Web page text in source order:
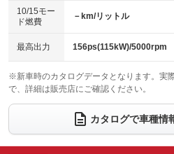
ベンチシート
：装備なし
チップアップシート
：装備なし
：装備なし
ウォークスルー
：装備なし
電動リアゲート
：装備なし
10/15モー
ド燃費
－km/リットル
最高出力 156ps(115kW)/5000rpm
※新車時のカタログデータとなります。実
で、詳細は販売店にご確認ください。
カタログで車種情